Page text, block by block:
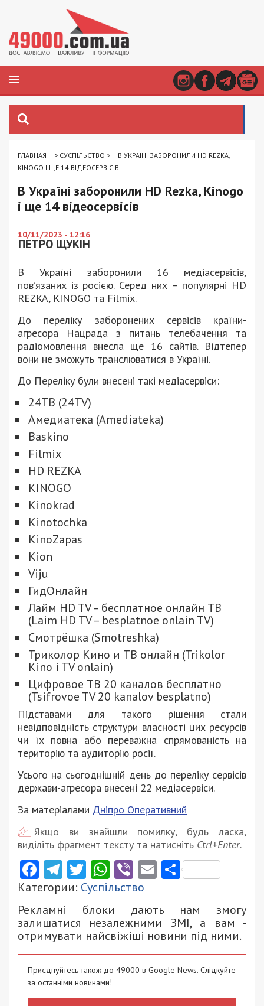
ГЛАВНАЯ > СУСПІЛЬСТВО >
В УКРАЇНІ ЗАБОРОНИЛИ HD REZKA,
KINOGO І ЩЕ 14 ВІДЕОСЕРВІСІВ
В Україні заборонили HD Rezka, Kinogo
і ще 14 відеосервісів
10/11/2023 - 12:16
ПЕТРО ЩУКІН
В Україні заборонили 16 медіасервісів,
пов’язаних із росією. Серед них – популярні HD
REZKA, KINOGO та Filmix.
До переліку заборонених сервісів країни-
агресора Нацрада з питань телебачення та
радіомовлення внесла ще 16 сайтів. Відтепер
вони не зможуть транслюватися в Україні.
До Переліку були внесені такі медіасервіси:
24ТВ (24TV)
Амедиатека (Amediateka)
Baskino
Filmix
HD REZKA
KINOGO
Kinokrad
Kinotochka
KinoZapas
Kion
Viju
ГидОнлайн
Лайм HD TV – бесплатное онлайн ТВ
(Laim HD TV – besplatnoe onlain TV)
Смотрёшка (Smotreshka)
Триколор Кино и ТВ онлайн (Trikolor
Kino i TV onlain)
Цифровое ТВ 20 каналов бесплатно
(Tsifrovoe TV 20 kanalov besplatno)
Підставами для такого рішення стали
невідповідність структури власності цих ресурсів
чи їх повна або переважна спрямованість на
територію та аудиторію росії.
Усього на сьогоднішній день до переліку сервісів
держави-агресора внесені 22 медіасервіси.
За матеріалами Дніпро Оперативний
Якщо ви знайшли помилку, будь ласка,
виділіть фрагмент тексту та натисніть Ctrl+Enter.
Facebook
Telegram
Twitter
WhatsApp
ViberEmail
Категории: Суспільство
Рекламні блоки дають нам змогу
залишатися незалежними ЗМІ, а вам -
отримувати найсвіжіші новини під ними.
Приєднуйтесь також до 49000 в Google News. Слідкуйте
за останніми новинами!